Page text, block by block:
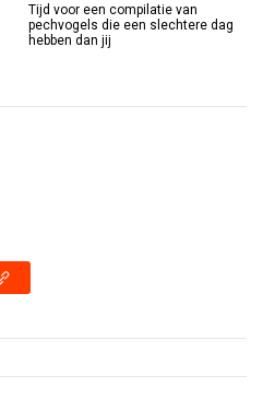
Tijd voor een compilatie van
pechvogels die een slechtere dag
hebben dan jij